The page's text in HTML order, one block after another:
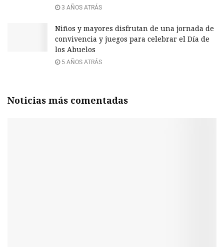
3 AÑOS ATRÁS
Niños y mayores disfrutan de una jornada de
convivencia y juegos para celebrar el Día de
los Abuelos
5 AÑOS ATRÁS
Noticias más comentadas